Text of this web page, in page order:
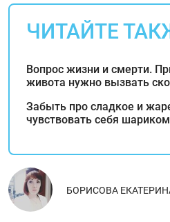
ЧИТАЙТЕ
Вопрос жизни и смерти.
живота нужно вызвать
Забыть про сладкое и
чувствовать себя
БОРИСОВА